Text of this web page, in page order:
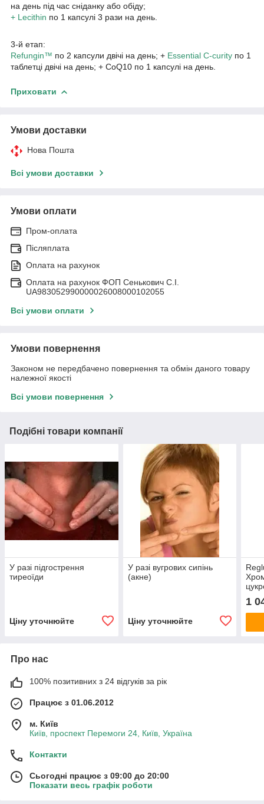
на день під час сніданку або обіду;
+ Lecithin по 1 капсулі 3 рази на день.
3-й етап:
Refungin™ по 2 капсули двічі на день; + Essential С-curity по 1
таблетці двічі на день; + CoQ10 по 1 капсулі на день.
Приховати
Умови доставки
Нова Пошта
Всі умови доставки
Умови оплати
Пром-оплата
Післяплата
Оплата на рахунок
Оплата на рахунок ФОП Сенькович С.І.
UA983052990000026008000102055
Всі умови оплати
Умови повернення
Законом не передбачено повернення та обмін даного товару
належної якості
Всі умови повернення
Подібні товари компанії
У разі підгострення
тиреоїди
Ціну уточнюйте
У разі вугрових сипінь
(акне)
Ціну уточнюйте
1
Про нас
100% позитивних з 24 відгуків за рік
Працює з 01.06.2012
м. Київ
Київ, проспект Перемоги 24, Київ, Україна
Контакти
Сьогодні працює з 09:00 до 20:00
Показати весь графік роботи